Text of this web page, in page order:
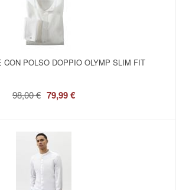
POLSO DOPPIO OLYMP SLIM FIT
98,00 € 79,99 €